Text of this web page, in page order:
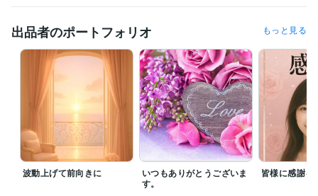
方！否定ゼロ、全部受け止めます。
秘密厳守（マイナンバー検定2級・ビジネス著作権検定初級取得）秘密保
持契約も締結済です✨
✳️その他ご質問等ございましたらお気軽にメッセージにてどうぞ
✴️私自身の経験からお話しすることも可能です。ご要望あればご遠慮な
くどうぞ
誠心誠意、愛と真心込めてココナラにてあ少しでもなたのお力になれた
ら幸いです✨❤️✨
【アプリ通話】
最近、頻難にアプリの通話状況が大変悪く非常に困っております。
急に途切れたりあまりにも聞こえが悪い際は再度かけ直し対応も致しま
す。
購入者様にご負担がない様に電話ではなく基本アプリ対応ですのでご安
出品者のポートフォリオ もっと見る
波動上げて前向きに
いつもありがとうございま
す。
皆様に感謝を